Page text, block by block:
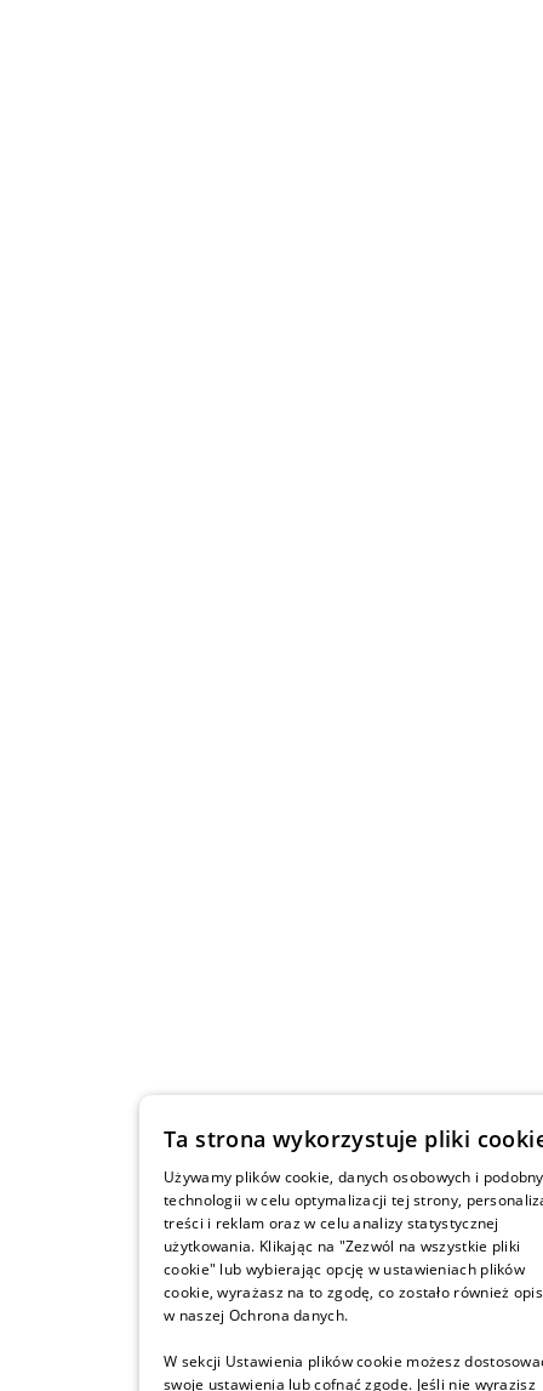
Ta strona wykorzystuje pliki
Używamy plików cookie, danych osobowych i
technologii w celu optymalizacji tej strony,
treści i reklam oraz w celu analizy statystycznej
użytkowania. Klikając na "Zezwól na wszystkie pliki
cookie" lub wybierając opcję w ustawieniach plików
cookie, wyrażasz na to zgodę, co zostało również
w naszej Ochrona danych.
W sekcji Ustawienia plików cookie możesz
swoje ustawienia lub cofnąć zgodę. Jeśli nie wyrazisz